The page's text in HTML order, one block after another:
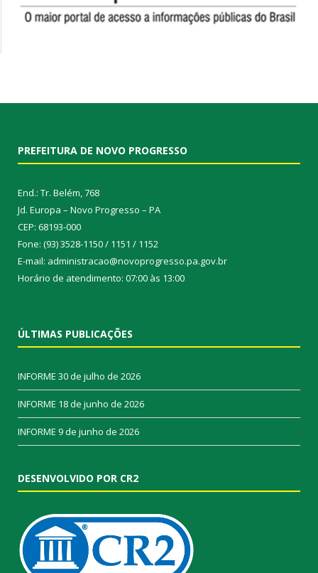
PREFEITURA DE NOVO PROGRESSO
End.: Tr. Belém, 768
Jd. Europa – Novo Progresso – PA
CEP: 68193-000
Fone: (93) 3528-1150 / 1151 / 1152
E-mail: administracao@novoprogresso.pa.gov.br
Horário de atendimento: 07:00 às 13:00
ÚLTIMAS PUBLICAÇÕES
INFORME 30 de julho de 2026
INFORME 18 de junho de 2026
INFORME 9 de junho de 2026
DESENVOLVIDO POR CR2